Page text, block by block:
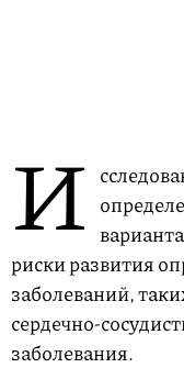
И
риски развития
заболеваний,
сердечно-
заболевания.